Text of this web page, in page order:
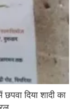
दिया शादी का